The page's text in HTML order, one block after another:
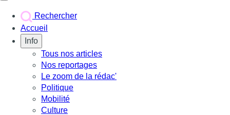
Rechercher
Accueil
Info
Tous nos articles
Nos reportages
Le zoom de la rédac'
Politique
Mobilité
Culture